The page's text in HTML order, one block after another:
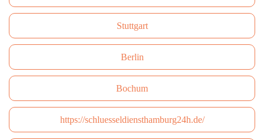
Stuttgart
Berlin
Bochum
https://schluesseldiensthamburg24h.de/